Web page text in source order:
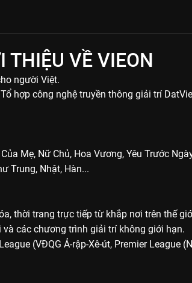
THIỆU VỀ VIEON
người Việt.
hợp công nghệ truyền thông giải trí
Mẹ, Nữ Chủ, Hoa Vương, Yêu Trước
Trung, Nhật, Hàn...
thời trang trực tiếp từ khắp nơi trên thế
các chương trình giải trí không giới hạn.
(VĐQG Ả-rập-Xê-út, Premier League